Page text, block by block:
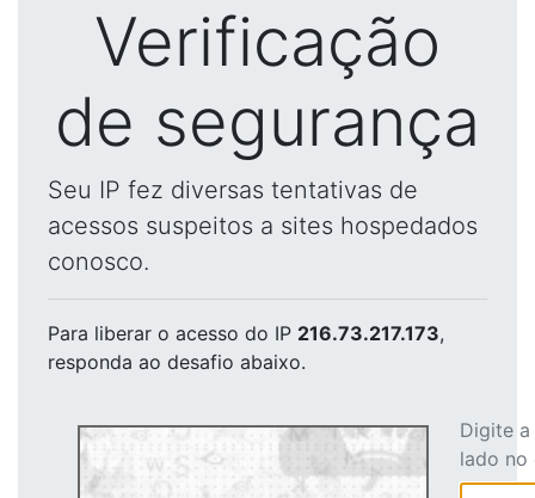
Verificação
de segurança
Seu IP fez diversas tentativas de
acessos suspeitos a sites hospedados
conosco.
Para liberar o acesso do IP 216.73.217.173,
responda ao desafio abaixo.
Digite
lado no